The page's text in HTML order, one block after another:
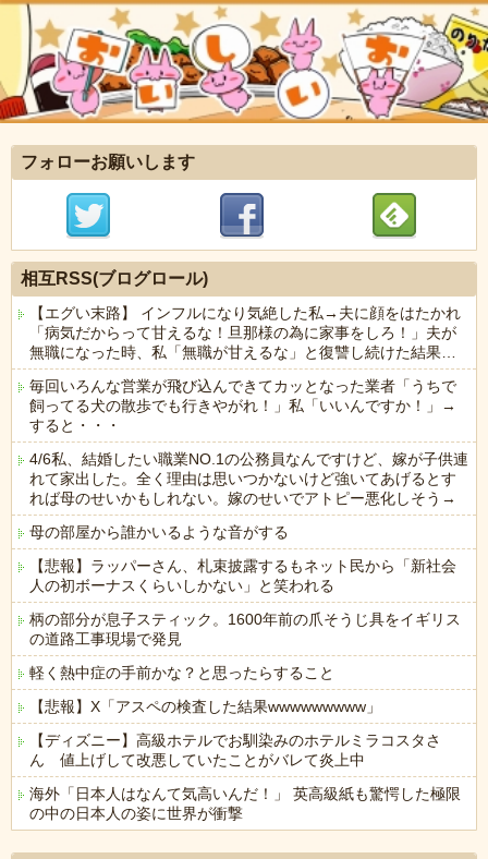
フォローお願いします
相互RSS(ブログロール)
【エグい末路】 インフルになり気絶した私→夫に顔をはたかれ
「病気だからって甘えるな！旦那様の為に家事をしろ！」夫が
無職になった時、私「無職が甘えるな」と復讐し続けた結果…
毎回いろんな営業が飛び込んできてカッとなった業者「うちで
飼ってる犬の散歩でも行きやがれ！」私「いいんですか！」→
すると・・・
4/6私、結婚したい職業NO.1の公務員なんですけど、嫁が子供連
れて家出した。全く理由は思いつかないけど強いてあげるとす
れば母のせいかもしれない。嫁のせいでアトピー悪化しそう→
母の部屋から誰かいるような音がする
【悲報】ラッパーさん、札束披露するもネット民から「新社会
人の初ボーナスくらいしかない」と笑われる
柄の部分が息子スティック。1600年前の爪そうじ具をイギリス
の道路工事現場で発見
軽く熱中症の手前かな？と思ったらすること
【悲報】X「アスペの検査した結果wwwwwwwww」
【ディズニー】高級ホテルでお馴染みのホテルミラコスタさ
ん 値上げして改悪していたことがバレて炎上中
海外「日本人はなんて気高いんだ！」 英高級紙も驚愕した極限
の中の日本人の姿に世界が衝撃